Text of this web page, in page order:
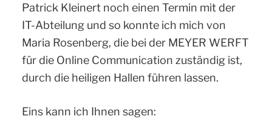
Patrick Kleinert noch einen Termin mit der
IT-Abteilung und so konnte ich mich von
Maria Rosenberg, die bei der MEYER WERFT
für die Online Communication zuständig ist,
durch die heiligen Hallen führen lassen.
Eins kann ich Ihnen sagen: